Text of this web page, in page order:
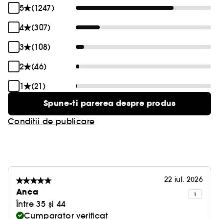
5
(1247)
4
(307)
3
(108)
2
(46)
1
(21)
Spune-ti parerea despre produs
Conditii de publicare
22 iul. 2026
Anca
Între 35 și 44
Cumparator verificat